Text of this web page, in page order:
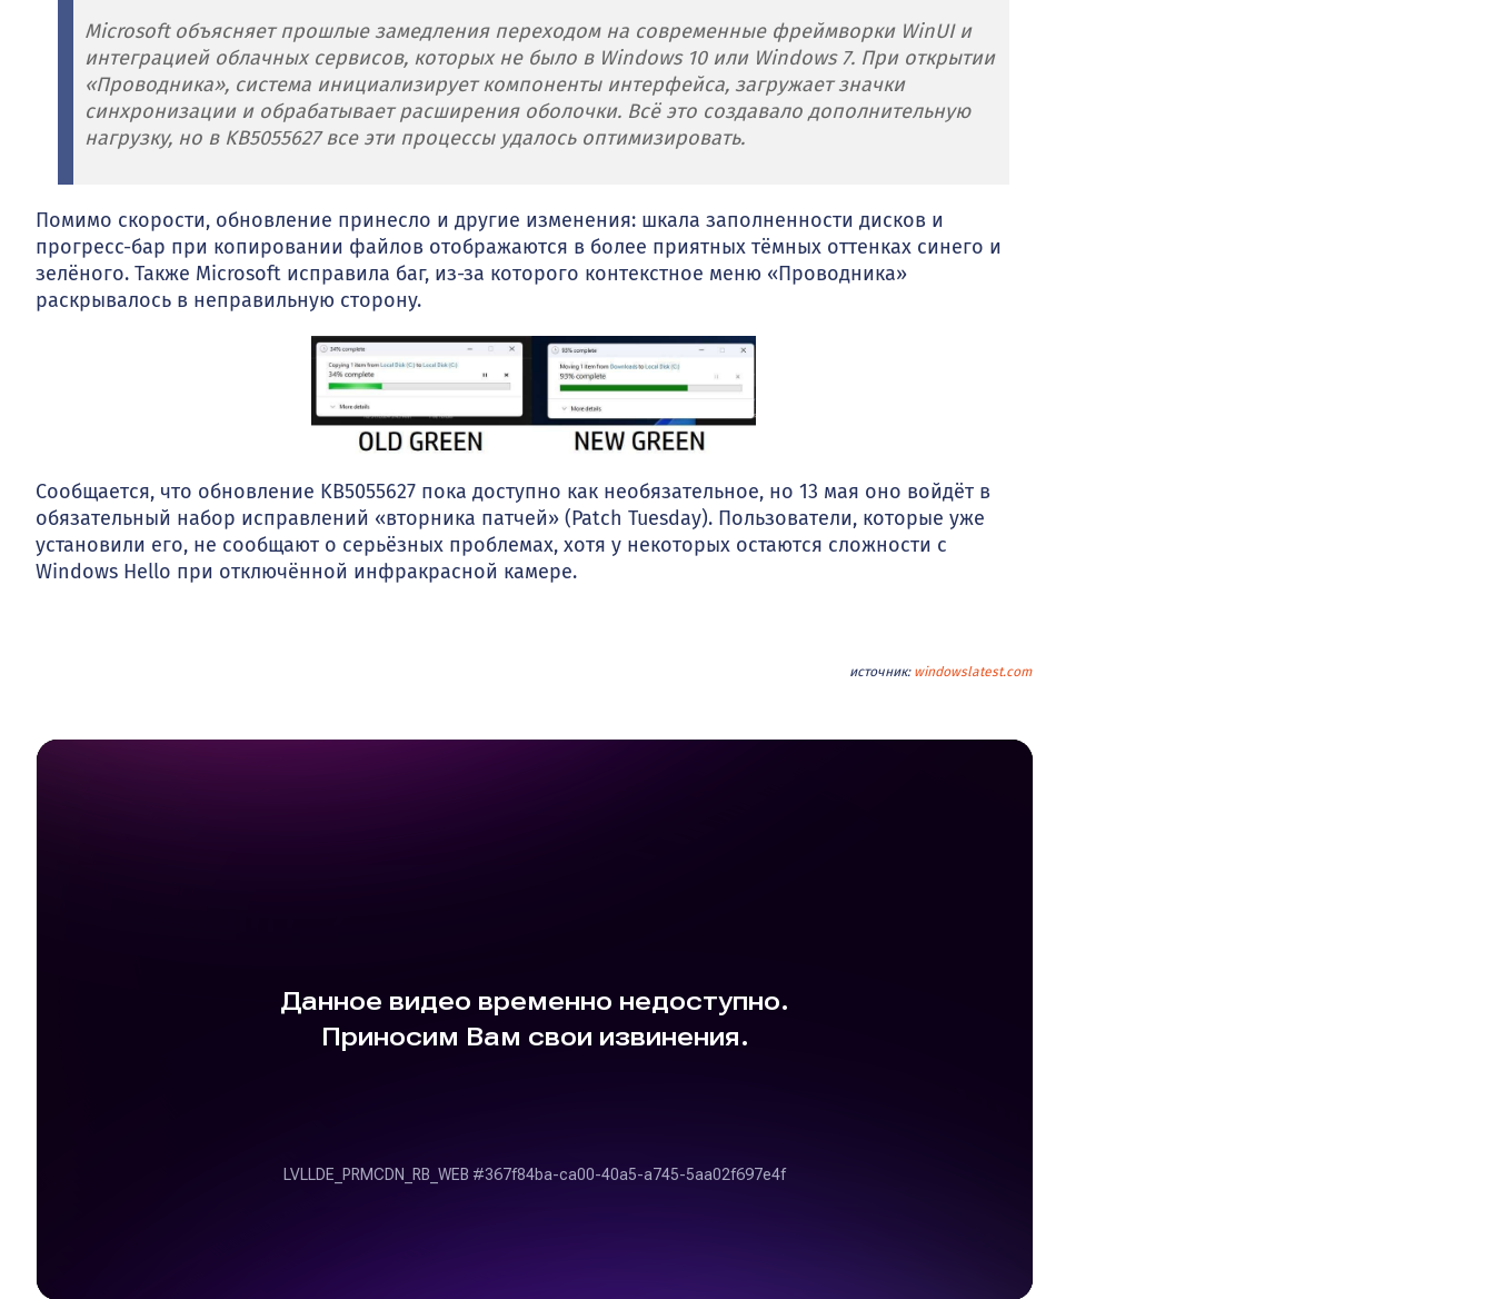
Microsoft объясняет прошлые замедления переходом на современные фреймворки WinUI и
интеграцией облачных сервисов, которых не было в Windows 10 или Windows 7. При открытии
«Проводника», система инициализирует компоненты интерфейса, загружает значки
синхронизации и обрабатывает расширения оболочки. Всё это создавало дополнительную
нагрузку, но в KB5055627 все эти процессы удалось оптимизировать.
Помимо скорости, обновление принесло и другие изменения: шкала заполненности дисков и
прогресс-бар при копировании файлов отображаются в более приятных тёмных оттенках синего и
зелёного. Также Microsoft исправила баг, из-за которого контекстное меню «Проводника»
раскрывалось в неправильную сторону.
Сообщается, что обновление KB5055627 пока доступно как необязательное, но 13 мая оно войдёт в
обязательный набор исправлений «вторника патчей» (Patch Tuesday). Пользователи, которые уже
установили его, не сообщают о серьёзных проблемах, хотя у некоторых остаются сложности с
Windows Hello при отключённой инфракрасной камере.
источник: windowslatest.com